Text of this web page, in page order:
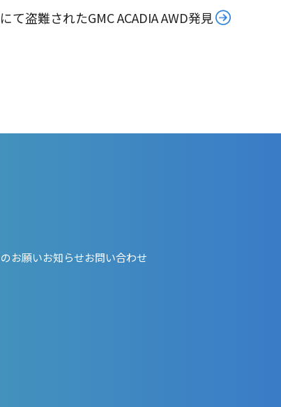
て盗難されたGMC ACADIA AWD発見
お願いお知らせお問い合わせ